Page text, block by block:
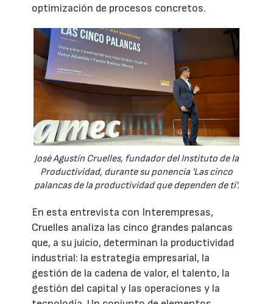
optimización de procesos concretos.
José Agustín Cruelles, fundador del Instituto de la
Productividad, durante su ponencia 'Las cinco
palancas de la productividad que dependen de ti'.
En esta entrevista con Interempresas,
Cruelles analiza las cinco grandes palancas
que, a su juicio, determinan la productividad
industrial: la estrategia empresarial, la
gestión de la cadena de valor, el talento, la
gestión del capital y las operaciones y la